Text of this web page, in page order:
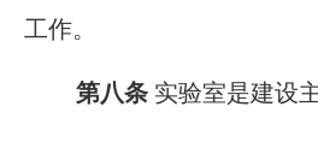
工作。
第八条 实验室是建设